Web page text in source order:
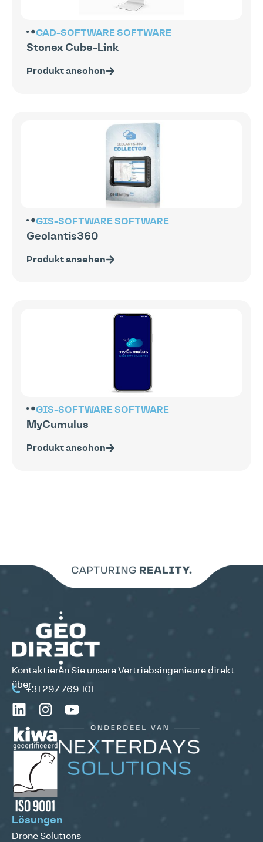
CAD-SOFTWARESOFTWARE
Stonex Cube-Link
Produkt ansehen
GIS-SOFTWARESOFTWARE
Geolantis360
Produkt ansehen
GIS-SOFTWARESOFTWARE
MyCumulus
Produkt ansehen
Kontaktieren Sie unsere Vertriebsingenieure direkt
über:
+31 297 769 101
Lösungen
Drone Solutions